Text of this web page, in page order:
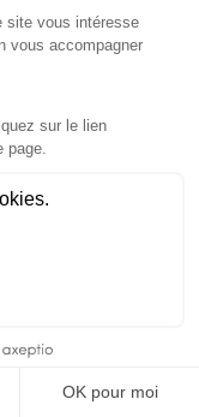
qui ne